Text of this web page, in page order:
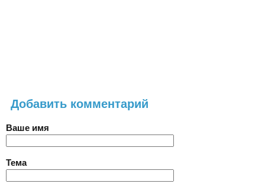
Добавить комментарий
Ваше имя
Тема